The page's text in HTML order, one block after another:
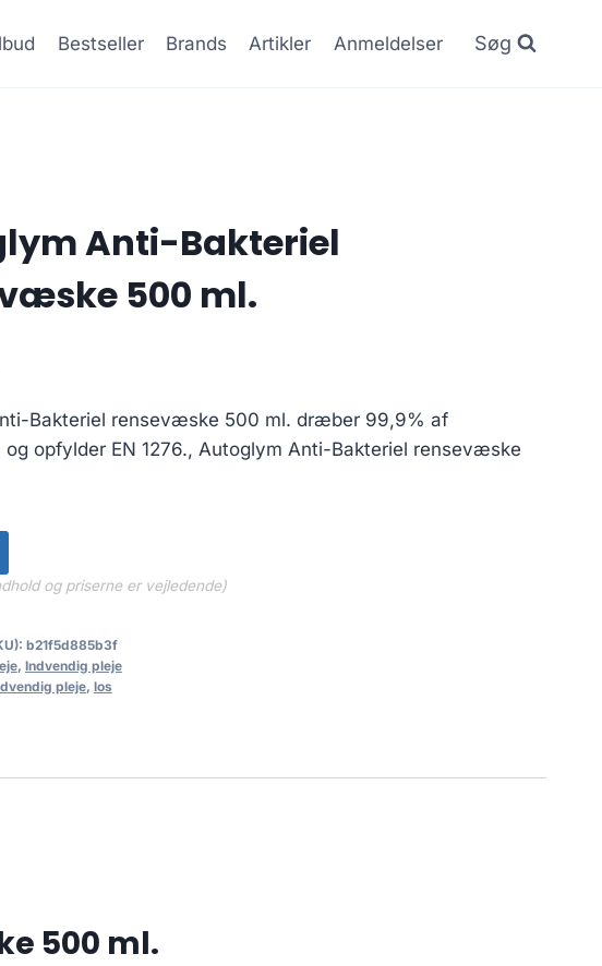
Bestseller Brands Artikler Anmeldelser Søg
Anti-Bakteriel
500 ml.
Bakteriel rensevæske 500 ml. dræber 99,9% af
og opfylder EN 1276., Autoglym Anti-Bakteriel rensevæske
og priserne er vejledende)
b21f5d885b3f
, Indvendig pleje
pleje, los
500 ml.